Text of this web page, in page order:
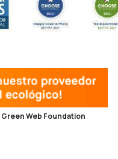
Green Web Foundation